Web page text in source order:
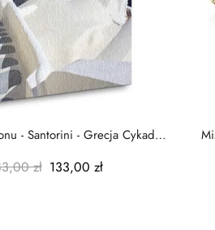
- Santorini - Grecja Cykady
zł 133,00 zł